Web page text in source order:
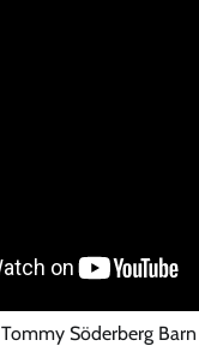
Tommy Söderberg Barn